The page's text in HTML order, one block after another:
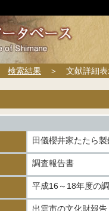
検索結果 ＞ 文献詳細表
田儀櫻井家たたら
調査報告書
平成16～18年度の
出雲市の文化財報告